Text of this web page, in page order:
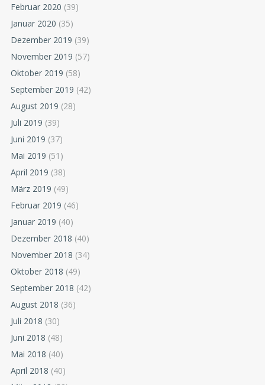
Februar 2020 (39)
Januar 2020 (35)
Dezember 2019 (39)
November 2019 (57)
Oktober 2019 (58)
September 2019 (42)
August 2019 (28)
Juli 2019 (39)
Juni 2019 (37)
Mai 2019 (51)
April 2019 (38)
März 2019 (49)
Februar 2019 (46)
Januar 2019 (40)
Dezember 2018 (40)
November 2018 (34)
Oktober 2018 (49)
September 2018 (42)
August 2018 (36)
Juli 2018 (30)
Juni 2018 (48)
Mai 2018 (40)
April 2018 (40)